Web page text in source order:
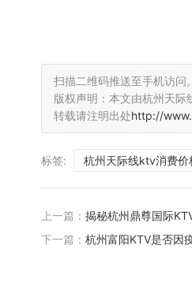
扫描二维码推送至手机访问。
版权声明：本文由杭州天际
转载请注明出处http://
标签: 杭州天际线ktv消费价
上一篇： 揭秘杭州鼎尊国际
下一篇： 杭州富阳KTV是否因